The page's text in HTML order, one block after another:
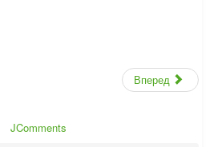
Вперед
JComments